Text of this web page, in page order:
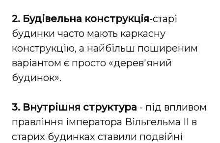
2. Будівельна конструкція-старі
будинки часто мають каркасну
конструкцію, а найбільш поширеним
варіантом є просто «дерев'яний
будинок».
3. Внутрішня структура - під впливом
правління імператора Вільгельма II в
старих будинках ставили подвійні